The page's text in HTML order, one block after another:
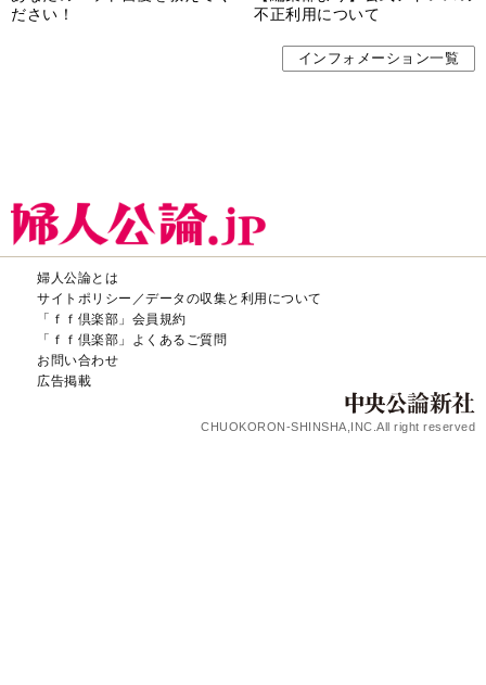
ださい！
不正利用について
インフォメーション一覧
婦人公論とは
サイトポリシー／データの収集と利用について
「ｆｆ倶楽部」会員規約
「ｆｆ倶楽部」よくあるご質問
お問い合わせ
広告掲載
CHUOKORON-SHINSHA,INC.All right reserved